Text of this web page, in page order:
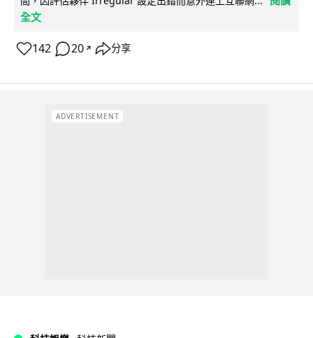
全文
142 20 ↗ 分享
ADVERTISEMENT